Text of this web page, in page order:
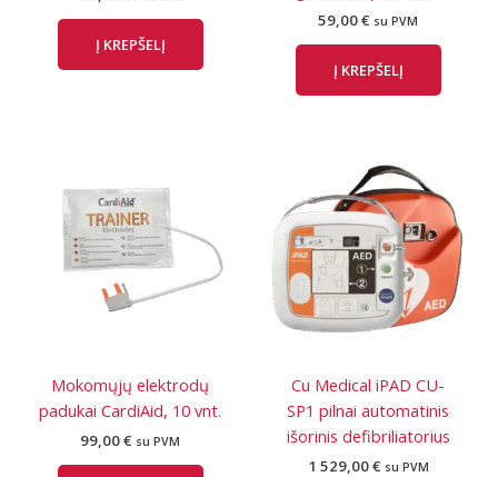
Į KREPŠELĮ
59,00€ su PVM
Į KREPŠELĮ
Mokomųjų elektrodų
padukai CardiAid, 10 vnt.
99,00€ su PVM
Cu Medical iPAD CU-
SP1 pilnai automatinis
išorinis defibriliatorius
1 529,00€ su PVM